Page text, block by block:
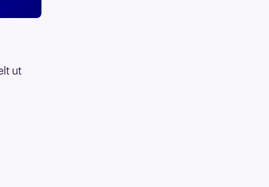
ut